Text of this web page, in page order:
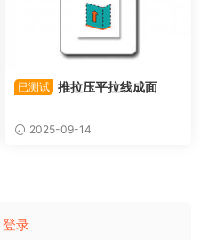
已测试 推拉压平拉线成面
2025-09-14
登录